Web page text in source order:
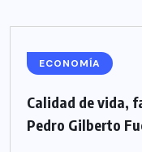
ECONOMÍA
Calidad de vida,
Pedro Gilberto